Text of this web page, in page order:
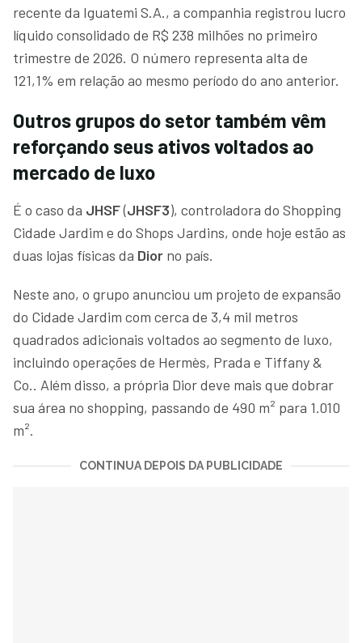
recente da Iguatemi S.A., a companhia registrou lucro
líquido consolidado de R$ 238 milhões no primeiro
trimestre de 2026. O número representa alta de
121,1% em relação ao mesmo período do ano anterior.
Outros grupos do setor também vêm
reforçando seus ativos voltados ao
mercado de luxo
É o caso da JHSF(JHSF3), controladora do Shopping
Cidade Jardim e do Shops Jardins, onde hoje estão as
duas lojas físicas da Dior no país.
Neste ano, o grupo anunciou um projeto de expansão
do Cidade Jardim com cerca de 3,4 mil metros
quadrados adicionais voltados ao segmento de luxo,
incluindo operações de Hermès, Prada e Tiffany &
Co.. Além disso, a própria Dior deve mais que dobrar
sua área no shopping, passando de 490 m² para 1.010
m².
CONTINUA DEPOIS DA PUBLICIDADE